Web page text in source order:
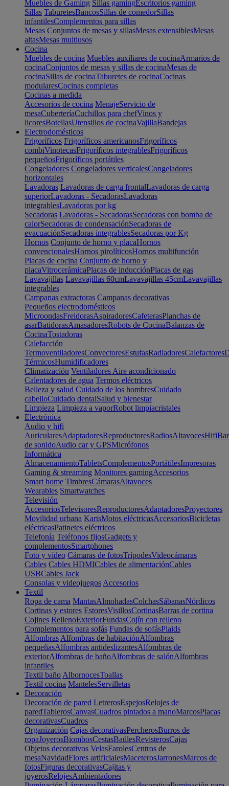
Muebles de Gaming Sillas gamingEscritorios gaming
Sillas TaburetesBancosSillas de comedorSillas
infantilesComplementos para sillas
Mesas Conjuntos de mesas y sillasMesas extensiblesMesas
altasMesas multiusos
Cocina
Muebles de cocina Muebles auxiliares de cocinaArmarios de
cocinaConjuntos de mesas y sillas de cocinaMesas de
cocinaSillas de cocinaTaburetes de cocinaCocinas
modularesCocinas completas
Cocinas a medida
Accesorios de cocina MenajeServicio de
mesaCuberteríaCuchillos para chefVinos y
licoresBotellasUtensilios de cocinaVajillaBandejas
Electrodomésticos
Frigoríficos Frigoríficos americanosFrigoríficos
combiVinotecasFrigoríficos integrablesFrigoríficos
pequeñosFrigoríficos portátiles
Congeladores Congeladores verticalesCongeladores
horizontales
Lavadoras Lavadoras de carga frontalLavadoras de carga
superiorLavadoras - SecadorasLavadoras
integrablesLavadoras por kg
Secadoras Lavadoras - SecadorasSecadoras con bomba de
calorSecadoras de condensaciónSecadoras de
evacuaciónSecadoras integrablesSecadoras por Kg
Hornos Conjunto de horno y placaHornos
convencionalesHornos pirolíticosHornos multifunción
Placas de cocina Conjunto de horno y
placaVitrocerámicaPlacas de inducciónPlacas de gas
Lavavajillas Lavavajillas 60cmLavavajillas 45cmLavavajillas
integrables
Campanas extractoras Campanas decorativas
Pequeños electrodomésticos
MicroondasFreidorasAspiradoresCafeterasPlanchas de
asarBatidorasAmasadoresRobots de CocinaBalanzas de
CocinaTostadoras
Calefacción
TermoventiladoresConvectoresEstufasRadiadoresCalefactores
TérmicosHumidificadores
Climatización Ventiladores Aire acondicionado
Calentadores de agua Termos eléctricos
Belleza y salud Cuidado de los hombresCuidado
cabelloCuidado dentalSalud y bienestar
Limpieza Limpieza a vaporRobot limpiacristales
Electrónica
Audio y hifi
AuricularesAdaptadoresReproductoresRadiosAltavocesHifi
de sonidoAudio car y GPSMicrófonos
Informática
AlmacenamientoTabletsComplementosPortátilesImpresoras
Gaming & streaming Monitores gamingAccesorios
Smart home TimbresCámarasAltavoces
Wearables Smartwatches
Televisión
AccesoriosTelevisoresReproductoresAdaptadoresProyectores
Movilidad urbana KartsMotos eléctricasAccesoriosBicicletas
eléctricasPatinetes eléctricos
Telefonía Teléfonos fijosGadgets y
complementosSmartphones
Foto y vídeo Cámaras de fotosTrípodesVideocámaras
Cables Cables HDMICables de alimentaciónCables
USBCables Jack
Consolas y videojuegos Accesorios
Textil
Ropa de cama MantasAlmohadasColchasSábanasNórdicos
Cortinas y estores EstoresVisillosCortinasBarras de cortina
Cojines RellenoExteriorFundasCojín con relleno
Complementos para sofás Fundas de sofásPlaids
Alfombras Alfombras de habitaciónAlfombras
pequeñasAlfombras antideslizantesAlfombras de
exteriorAlfombras de bañoAlfombras de salónAlfombras
infantiles
Textil baño AlbornocesToallas
Textil cocina MantelesServilletas
Decoración
Decoración de pared LetrerosEspejosRelojes de
paredTablerosCanvasCuadros pintados a manoMarcosPlacas
decorativasCuadros
Organización Cajas decorativasPercherosBurros de
ropaJoyerosBiombosCestasBaúlesRevisterosCajas
Objetos decorativos VelasFarolesCentros de
mesaNavidadFlores artificialesMaceterosJarronesMarcos de
fotosFiguras decorativasCajitas y
joyerosRelojesAmbientadores